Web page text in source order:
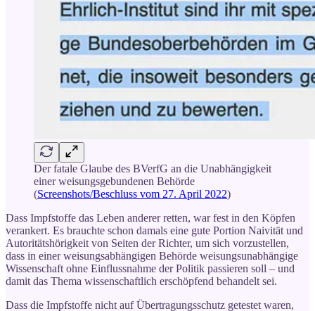
Der fatale Glaube des BVerfG an die Unabhängigkeit
einer weisungsgebundenen Behörde
(Screenshots/Beschluss vom 27. April 2022)
Dass Impfstoffe das Leben anderer retten, war fest in den Köpfen
verankert. Es brauchte schon damals eine gute Portion Naivität und
Autoritätshörigkeit von Seiten der Richter, um sich vorzustellen,
dass in einer weisungsabhängigen Behörde weisungsunabhängige
Wissenschaft ohne Einflussnahme der Politik passieren soll – und
damit das Thema wissenschaftlich erschöpfend behandelt sei.
Dass die Impfstoffe nicht auf Übertragungsschutz getestet waren,